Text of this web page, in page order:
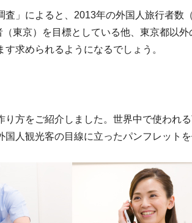
」によると、2013年の外国人旅行者数
東京）を目標としている他、東京都以
求められるようになるでしょう。
方をご紹介しました。世界中で使われ
人観光客の目線に立ったパンフレット